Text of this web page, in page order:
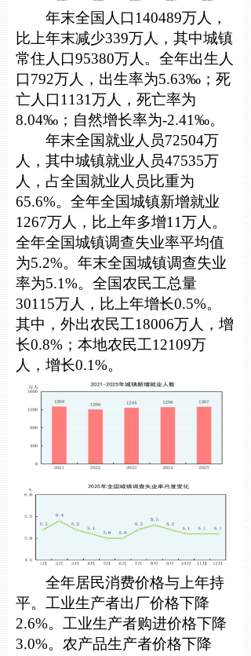
年末全国人口140489万人，
比上年末减少339万人，其中城镇
常住人口95380万人。全年出生人
口792万人，出生率为5.63‰；死
亡人口1131万人，死亡率为
8.04‰；自然增长率为-2.41‰。
年末全国就业人员72504万
人，其中城镇就业人员47535万
人，占全国就业人员比重为
65.6%。全年全国城镇新增就业
1267万人，比上年多增11万人。
全年全国城镇调查失业率平均值
为5.2%。年末全国城镇调查失业
率为5.1%。全国农民工总量
30115万人，比上年增长0.5%。
其中，外出农民工18006万人，增
长0.8%；本地农民工12109万
人，增长0.1%。
全年居民消费价格与上年持
平。工业生产者出厂价格下降
2.6%。工业生产者购进价格下降
3.0%。农产品生产者价格下降